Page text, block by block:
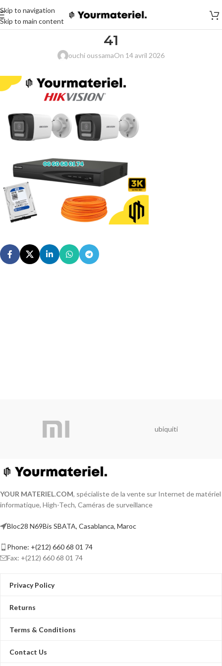
Skip to navigation
Skip to main content
41
ouchi oussamaOn 14 avril 2026
ubiquiti
YOUR MATERIEL.COM, spécialiste de la vente sur Internet de matériel
informatique, High-Tech, Caméras de surveillance
Bloc28 N69Bis SBATA, Casablanca, Maroc
Phone: +(212) 660 68 01 74
Fax: +(212) 660 68 01 74
Privacy Policy
Returns
Terms & Conditions
Contact Us